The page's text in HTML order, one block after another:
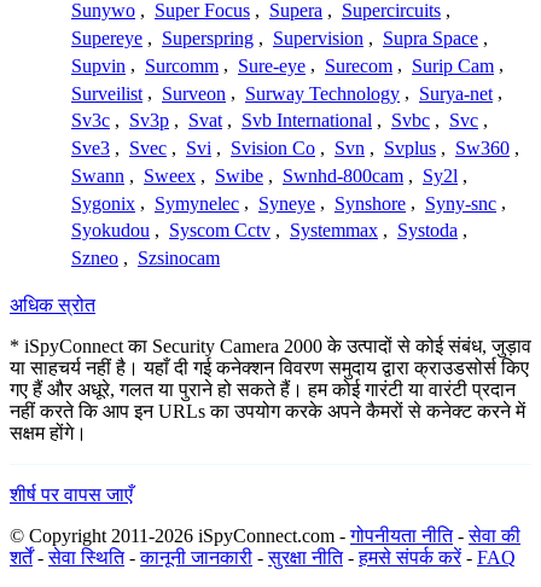
Sunywo , Super Focus , Supera , Supercircuits ,
Supereye , Superspring , Supervision , Supra Space ,
Supvin , Surcomm , Sure-eye , Surecom , Surip Cam ,
Surveilist , Surveon , Surway Technology , Surya-net ,
Sv3c , Sv3p , Svat , Svb International , Svbc , Svc ,
Sve3 , Svec , Svi , Svision Co , Svn , Svplus , Sw360 ,
Swann , Sweex , Swibe , Swnhd-800cam , Sy2l ,
Sygonix , Symynelec , Syneye , Synshore , Syny-snc ,
Syokudou , Syscom Cctv , Systemmax , Systoda ,
Szneo , Szsinocam
अधिक स्रोत
* iSpyConnect का Security Camera 2000 के उत्पादों से कोई संबंध, जुड़ाव
या साहचर्य नहीं है। यहाँ दी गई कनेक्शन विवरण समुदाय द्वारा क्राउडसोर्स किए
गए हैं और अधूरे, गलत या पुराने हो सकते हैं। हम कोई गारंटी या वारंटी प्रदान
नहीं करते कि आप इन URLs का उपयोग करके अपने कैमरों से कनेक्ट करने में
सक्षम होंगे।
शीर्ष पर वापस जाएँ
© Copyright 2011-2026 iSpyConnect.com -गोपनीयता नीति-सेवा की
शर्तें-सेवा स्थिति-कानूनी जानकारी -सुरक्षा नीति-हमसे संपर्क करें- FAQ